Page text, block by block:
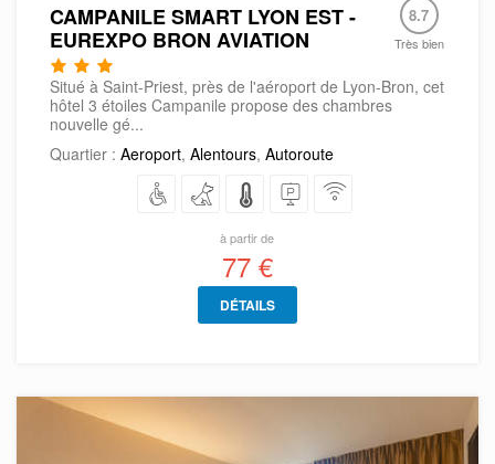
CAMPANILE SMART LYON EST -
EUREXPO BRON AVIATION
8.7
Très bien
Situé à Saint-Priest, près de l'aéroport de Lyon-Bron, cet
hôtel 3 étoiles Campanile propose des chambres
nouvelle gé...
Quartier : Aeroport, Alentours, Autoroute
à partir de
77 €
DÉTAILS